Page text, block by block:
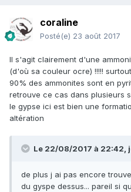
coraline
Posté(e) 23 août 2017
Il s'agit clairement d'une
(d'où sa couleur ocre) !!!!!
90% des ammonites sont en
retrouve ce cas dans plusieurs
le gypse ici est bien une
altération
Le 22/08/2017 à 22:42,
de plus j ai pas encore
du gyspe dessus... pareil si